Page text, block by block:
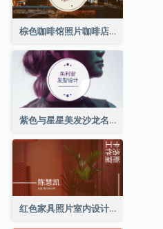
棕色咖啡馆照片咖啡店名片
紫色与星星美发沙龙名片
红色家具照片室内设计名片